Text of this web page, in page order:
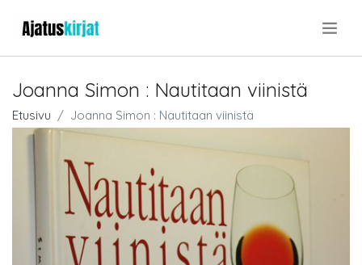
Joanna Simon : Nautitaan viinistä
Etusivu Joanna Simon : Nautitaan viinistä